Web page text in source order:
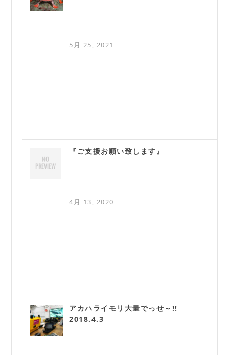
5月 25, 2021
『ご支援お願い致します』
4月 13, 2020
アカハライモリ大量でっせ～!!
2018.4.3